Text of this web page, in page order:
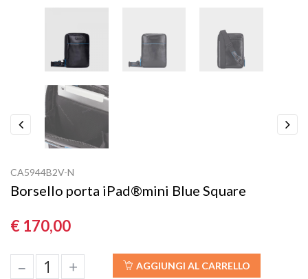
Previous
CA5944B2V-N
Borsello porta iPad®mini Blue Square
€ 170,00
– + AGGIUNGI AL CARRELLO